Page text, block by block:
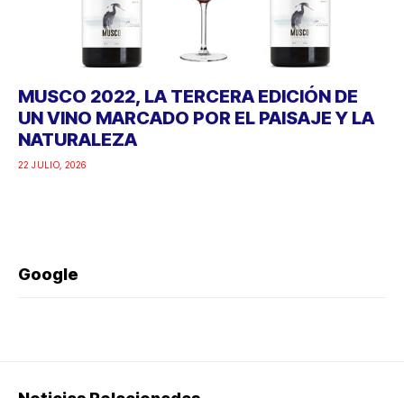
MUSCO 2022, LA TERCERA EDICIÓN DE
UN VINO MARCADO POR EL PAISAJE Y LA
NATURALEZA
22 JULIO, 2026
Google